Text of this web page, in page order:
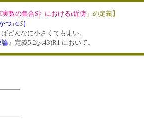
《実数の集合S》におけるε近傍 」 の定義】
つx∈S}
どんなに小さくてもよい。
論』定義5.2(p.43)R1 において。